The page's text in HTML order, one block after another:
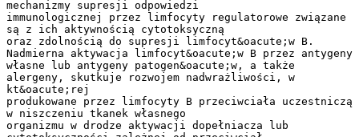
mechanizmy supresji odpowiedzi
immunologicznej przez limfocyty regulatorowe związane
są z ich aktywnością cytotoksyczną
oraz zdolnością do supresji limfocyt&oacute;w B.
Nadmierna aktywacja limfocyt&oacute;w B przez antygeny
własne lub antygeny patogen&oacute;w, a także
alergeny, skutkuje rozwojem nadwrażliwości, w
kt&oacute;rej
produkowane przez limfocyty B przeciwciała uczestniczą
w niszczeniu tkanek własnego
organizmu w drodze aktywacji dopełniacza lub